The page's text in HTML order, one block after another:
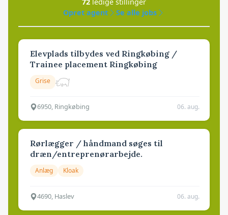
Opret agent
Se alle jobs
Elevplads tilbydes ved Ringkøbing /
Trainee placement Ringkøbing
Grise
6950, Ringkøbing 06. aug.
Rørlægger / håndmand søges til
dræn/entreprenørarbejde.
Anlæg Kloak
4690, Haslev 06. aug.